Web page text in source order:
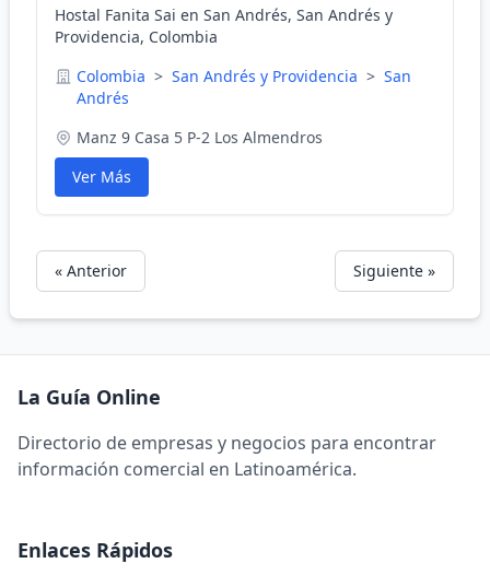
Hostal Fanita Sai en San Andrés, San Andrés y
Providencia, Colombia
Colombia > San Andrés y Providencia > San
Andrés
Manz 9 Casa 5 P-2 Los Almendros
Ver Más
« Anterior Siguiente »
La Guía Online
Directorio de empresas y negocios para encontrar
información comercial en Latinoamérica.
Enlaces Rápidos